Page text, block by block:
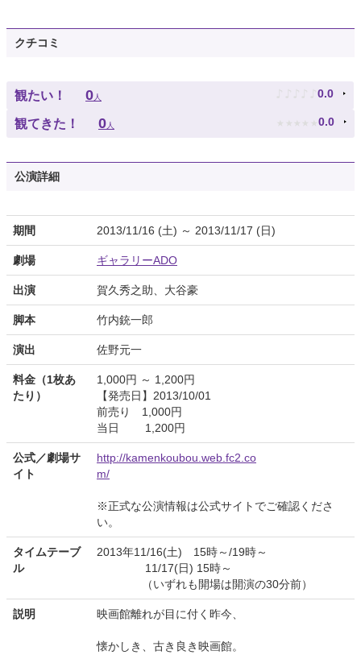
クチコミ
観たい！ 0人 ♪ ♪ ♪ ♪ ♪ 0.0
観てきた！ 0人 ★ ★ ★ ★ ★ 0.0
公演詳細
期間 2013/11/16 (土) ～ 2013/11/17 (日)
劇場 ギャラリーADO
出演 賀久秀之助、大谷豪
脚本 竹内銃一郎
演出 佐野元一
料金（1枚あ
たり）
1,000円 ～ 1,200円
【発売日】2013/10/01
前売り 1,000円
当日 1,200円
公式／劇場サ
イト
http://kamenkoubou.web.fc2.co
m/
※正式な公演情報は公式サイトでご確認くださ
い。
タイムテーブ
ル
2013年11/16(土) 15時～/19時～
11/17(日) 15時～
（いずれも開場は開演の30分前）
説明 映画館離れが目に付く昨今、
懐かしき、古き良き映画館。